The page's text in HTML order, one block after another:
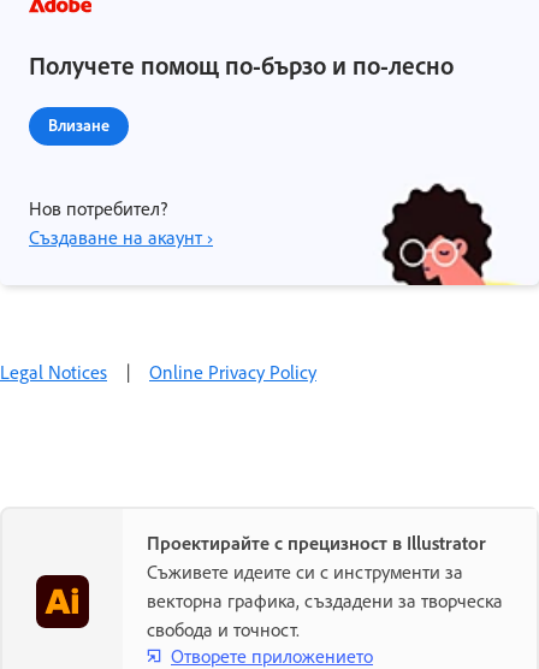
Получете помощ по-бързо и по-лесно
Влизане
Нов потребител?
Създаване на акаунт ›
Legal Notices | Online Privacy Policy
Проектирайте с прецизност в Illustrator
Съживете идеите си с инструменти за
векторна графика, създадени за творческа
свобода и точност.
Отворете приложението